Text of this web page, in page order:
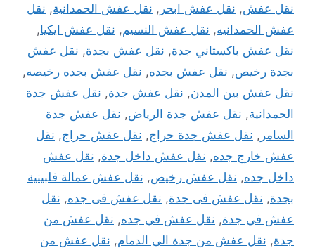
نقل عفش, نقل عفش ابحر , نقل عفش الحمدانية, نقل
عفش الحمدانيه, نقل عفش النسيم, نقل عفش ايكيا,
نقل عفش باكستاني جدة, نقل عفش بجدة, نقل عفش
بجدة رخيص, نقل عفش بجده, نقل عفش بجده رخيصه,
نقل عفش بين المدن, نقل عفش جدة, نقل عفش جدة
الحمدانية, نقل عفش جدة الرياض, نقل عفش جدة
السامر , نقل عفش جدة حراج, نقل عفش حراج, نقل
عفش خارج جده, نقل عفش داخل جدة, نقل عفش
داخل جده, نقل عفش رخيص, نقل عفش عمالة فلبينية
بجدة, نقل عفش فى جدة, نقل عفش فى جده, نقل
عفش في جدة, نقل عفش في جده, نقل عفش من
جدة, نقل عفش من جدة الى الدمام, نقل عفش من